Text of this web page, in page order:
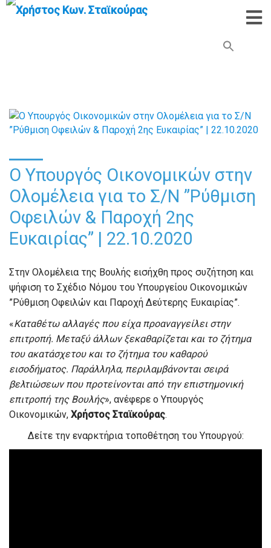
Ο Υπουργός Οικονομικών στην
Ολομέλεια για το Σ/Ν ”Ρύθμιση
Οφειλών & Παροχή 2ης
Ευκαιρίας” | 22.10.2020
Στην Ολομέλεια της Βουλής εισήχθη προς συζήτηση και
ψήφιση το Σχέδιο Νόμου του Υπουργείου Οικονομικών
”Ρύθμιση Οφειλών και Παροχή Δεύτερης Ευκαιρίας”.
«Καταθέτω αλλαγές που είχα προαναγγείλει στην
επιτροπή. Μεταξύ άλλων ξεκαθαρίζεται και το ζήτημα
του ακατάσχετου και το ζήτημα του καθαρού
εισοδήματος. Παράλληλα, περιλαμβάνονται σειρά
βελτιώσεων που προτείνονται από την επιστημονική
επιτροπή της Βουλής», ανέφερε ο Υπουργός
Οικονομικών, Χρήστος Σταϊκούρας.
Δείτε την εναρκτήρια τοποθέτηση του Υπουργού: